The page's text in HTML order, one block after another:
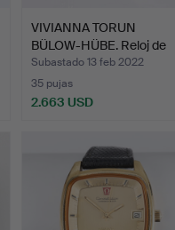
VIVIANNA TORUN
BÜLOW-HÜBE. Reloj de
pulser…
Subastado 13 feb 2022
35 pujas
2.663 USD